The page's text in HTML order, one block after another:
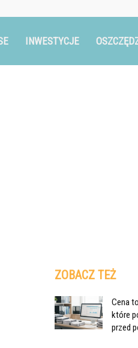
INWESTYCJE
ZOBACZ TEŻ
Cena
które
przed